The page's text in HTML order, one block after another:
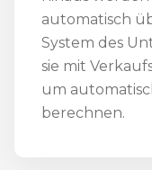
automatisch
System des
sie mit
um
berechnen.